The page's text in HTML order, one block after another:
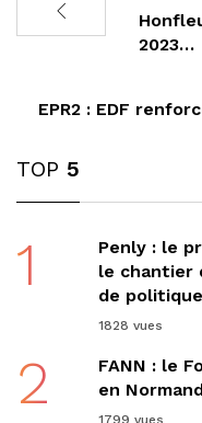
2023…
EPR2 : EDF
TOP 5
1
Penly : le
le chantier
de
1828 vues
2
FANN : le
en
1799 vues